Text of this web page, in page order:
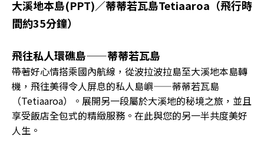
大溪地本島(PPT)／蒂蒂若瓦島Tetiaaroa（飛行時
間約35分鐘）
飛往私人環礁島——蒂蒂若瓦島
帶著好心情搭乘國內航線，從波拉波拉島至大溪地本島轉
機，飛往美得令人屏息的私人島嶼——蒂蒂若瓦島
（Tetiaaroa）。展開另一段屬於大溪地的秘境之旅，並且
享受飯店全包式的精緻服務。在此與您的另一半共度美好
人生。